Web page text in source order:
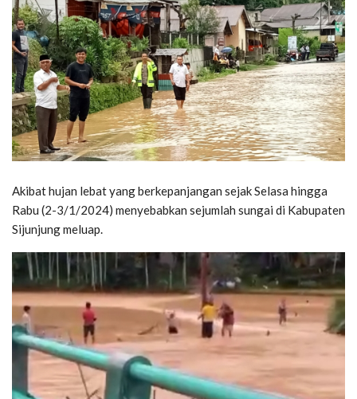
Akibat hujan lebat yang berkepanjangan sejak Selasa hingga
Rabu (2-3/1/2024) menyebabkan sejumlah sungai di Kabupaten
Sijunjung meluap.